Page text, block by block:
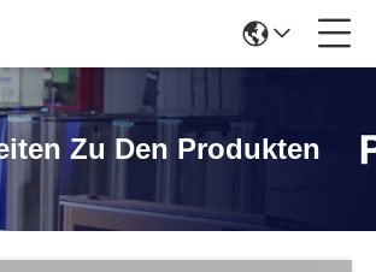
Zu Den Produkten